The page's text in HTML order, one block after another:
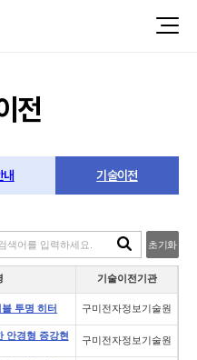
전
내 기술이전
초기화
기술이전기관
투명 히터 구미전자정보기술원
안경형 증강현
구미전자정보기술원